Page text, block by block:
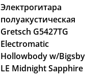
Электрогитара
полуакустическая
Gretsch G5427TG
Electromatic
Hollowbody w/Bigsby
LE Midnight Sapphire